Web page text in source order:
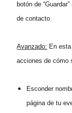
botón de
de contacto.
Avanzado: En
acciones de cómo
Esconder
página de tu